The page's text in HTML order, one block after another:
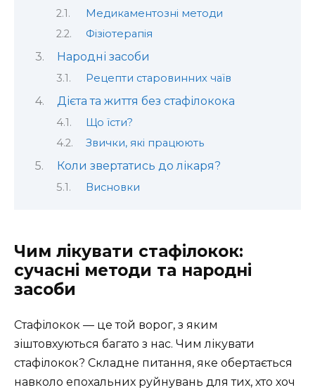
Медикаментозні методи
Фізіотерапія
Народні засоби
Рецепти старовинних чаїв
Дієта та життя без стафілокока
Що їсти?
Звички, які працюють
Коли звертатись до лікаря?
Висновки
Чим лікувати стафілокок:
сучасні методи та народні
засоби
Стафілокок — це той ворог, з яким
зіштовхуються багато з нас. Чим лікувати
стафілокок? Складне питання, яке обертається
навколо епохальних руйнувань для тих, хто хоч